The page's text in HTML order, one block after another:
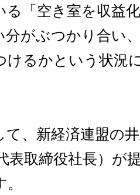
る「空き室を収益
分がぶつかり合い
けるかという状況
、新経済連盟の
表取締役社長）が